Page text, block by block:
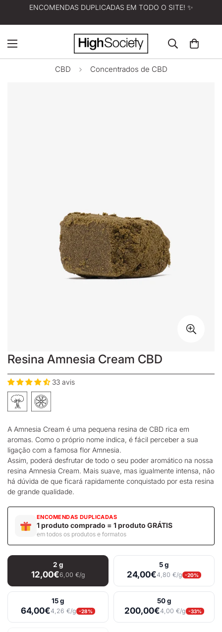
ENCOMENDAS DUPLICADAS EM TODO O SITE! ✨
CBD Concentrados de CBD
Resina Amnesia Cream CBD
33 avis
A Amnesia Cream é uma pequena resina de CBD rica em
aromas. Como o próprio nome indica, é fácil perceber a sua
ligação com a famosa flor Amnesia.
Assim, poderá desfrutar de todo o seu poder aromático na nossa
resina Amnesia Cream. Mais suave, mas igualmente intensa, não
há dúvida de que ficará rapidamente conquistado por esta resina
de grande qualidade.
ENCOMENDAS DUPLICADAS
1 produto comprado = 1 produto GRÁTIS
em todos os produtos e formatos
2 g
12,00€6,00 €/g
5 g
24,00€4,80 €/g -20%
15 g
64,00€4,26 €/g -28%
50 g
200,00€4,00 €/g -33%